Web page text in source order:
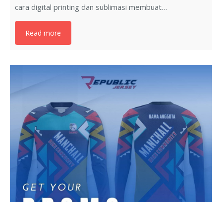
cara digital printing dan sublimasi membuat…
Read more